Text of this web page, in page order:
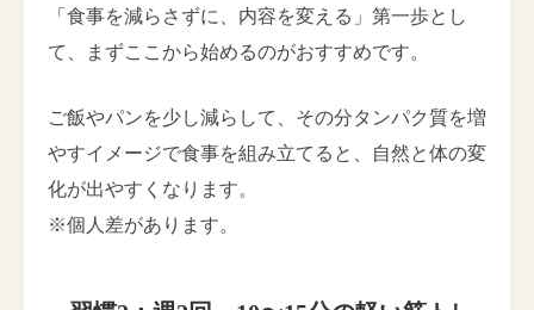
「食事を減らさずに、内容を変える」第一歩とし
て、まずここから始めるのがおすすめです。
ご飯やパンを少し減らして、その分タンパク質を増
やすイメージで食事を組み立てると、自然と体の変
化が出やすくなります。
※個人差があります。